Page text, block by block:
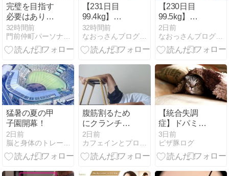
完璧を目指す
必要はありま
せん
32時間前
【231日目
99.4kg】
100kg越え卒
業生が挑むエ
アコン工事＆
夏の大掃除で
総消費
4,300kcal超え
と「さくらみ
こ教科書」着
弾の夜
32時間前
なおっさんブログ〜肉体改造ブログ〜
【230日目
99.5kg】
100kg越え卒
業生が挑む伝
説の爆絶チー
そば3袋＆焼
肉食べ放題＆
カラオケから
の深夜締めカ
レーで完全解
放した神の一
日
2日前
なおっさんブログ〜肉体改造ブログ〜
猛暑の夏の甲
子園開幕！
2日前
腹筋割るため
にクランチを
100回やって
みた。
2日前
【統合失調
症】ドパミン
生活からセロ
トニン生活へ
【陰性症状】
3日前
ピザ豚ログ